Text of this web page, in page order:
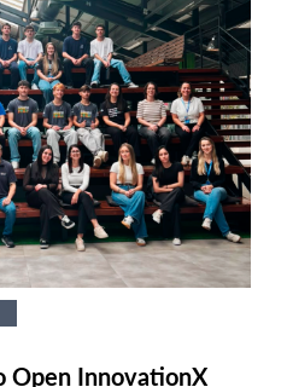
Open InnovationX